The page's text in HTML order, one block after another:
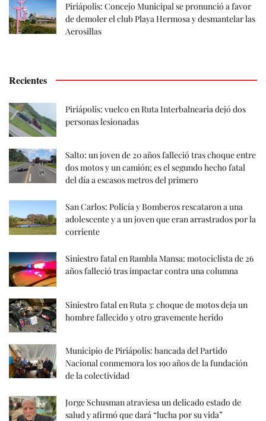
Piriápolis: Concejo Municipal se pronunció a favor
de demoler el club Playa Hermosa y desmantelar las
Aerosillas
Recientes
Piriápolis: vuelco en Ruta Interbalnearia dejó dos
personas lesionadas
Salto: un joven de 20 años falleció tras choque entre
dos motos y un camión; es el segundo hecho fatal
del día a escasos metros del primero
San Carlos: Policía y Bomberos rescataron a una
adolescente y a un joven que eran arrastrados por la
corriente
Siniestro fatal en Rambla Mansa: motociclista de 26
años falleció tras impactar contra una columna
Siniestro fatal en Ruta 3: choque de motos deja un
hombre fallecido y otro gravemente herido
Municipio de Piriápolis: bancada del Partido
Nacional conmemora los 190 años de la fundación
de la colectividad
Jorge Schusman atraviesa un delicado estado de
salud y afirmó que dará “lucha por su vida”